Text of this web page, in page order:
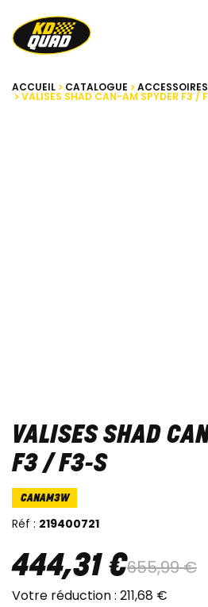
ACCUEIL CATALOGUE ACCESSOIRES
VALISES SHAD CAN-AM SPYDER F3 /
VALISES SHAD
F3 / F3-S
CANAM3W
Réf : 219400721
444,31 €655,99€
Votre réduction : 211,68 €